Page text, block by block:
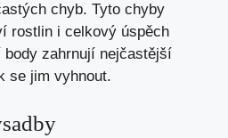
chyb. Tyto chyby
rostlin i celkový úspěch
zahrnují nejčastější
se jim vyhnout.